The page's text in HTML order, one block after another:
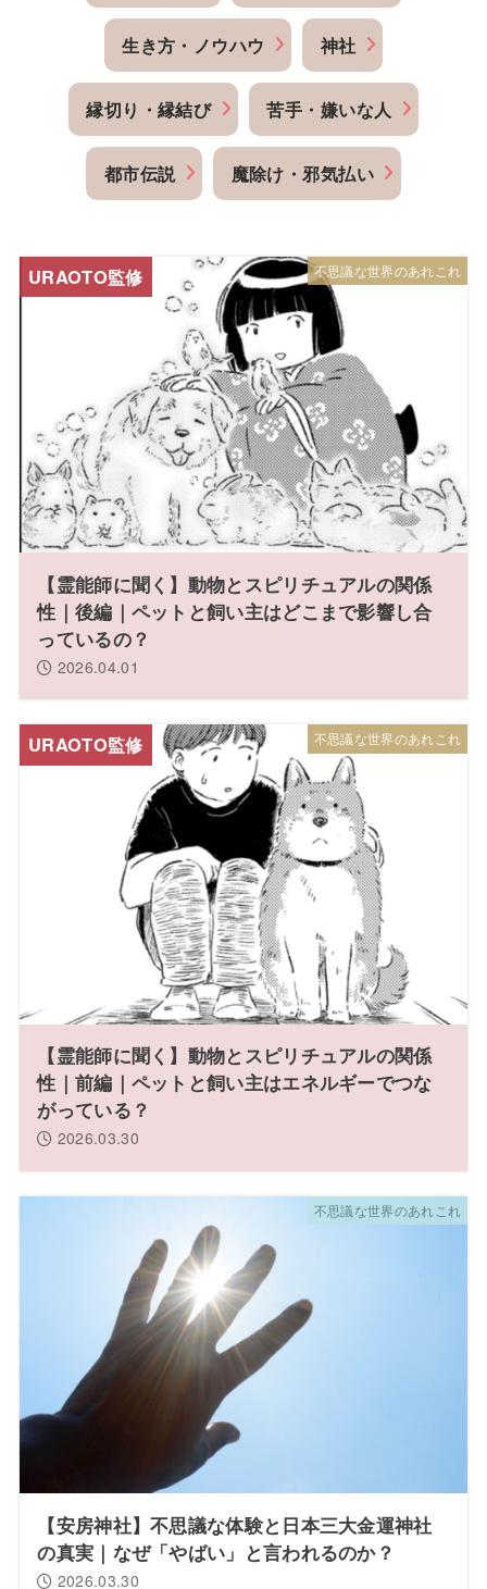
生き方・ノウハウ 神社
縁切り・縁結び 苦手・嫌いな人
都市伝説 魔除け・邪気払い
不思議な世界のあれこれ
【霊能師に聞く】動物とスピリチュアルの関係
性｜後編｜ペットと飼い主はどこまで影響し合
っているの？
2026.04.01
不思議な世界のあれこれ
【霊能師に聞く】動物とスピリチュアルの関係
性｜前編｜ペットと飼い主はエネルギーでつな
がっている？
2026.03.30
不思議な世界のあれこれ
【安房神社】不思議な体験と日本三大金運神社
の真実｜なぜ「やばい」と言われるのか？
2026.03.30